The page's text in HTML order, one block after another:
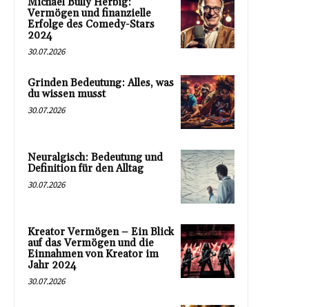
Michael Bully Herbig:
Vermögen und finanzielle
Erfolge des Comedy-Stars
2024
30.07.2026
Grinden Bedeutung: Alles, was
du wissen musst
30.07.2026
Neuralgisch: Bedeutung und
Definition für den Alltag
30.07.2026
Kreator Vermögen – Ein Blick
auf das Vermögen und die
Einnahmen von Kreator im
Jahr 2024
30.07.2026